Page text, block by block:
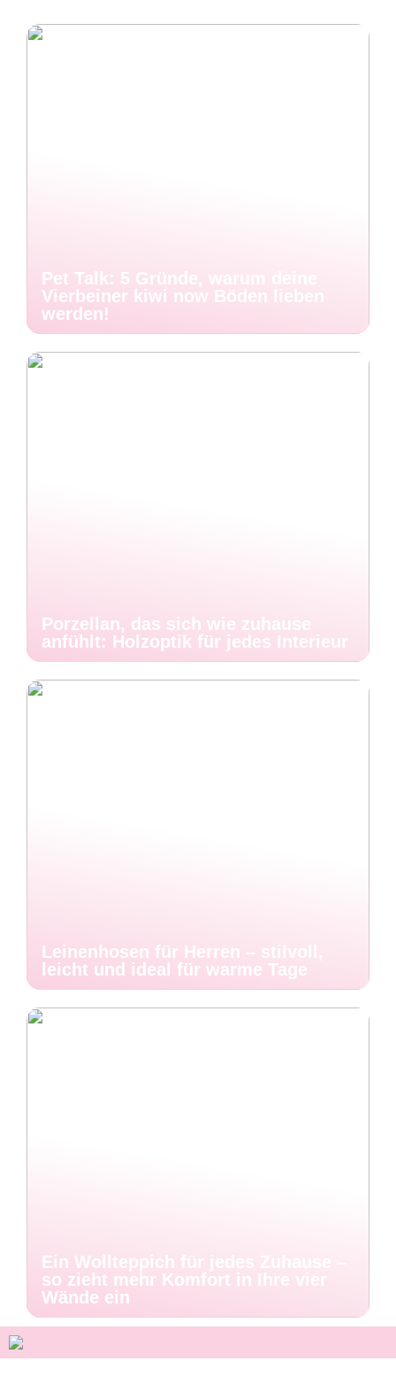
Pet Talk: 5 Gründe, warum deine
Vierbeiner kiwi now Böden lieben
werden!
Porzellan, das sich wie zuhause
anfühlt: Holzoptik für jedes Interieur
Leinenhosen für Herren – stilvoll,
leicht und ideal für warme Tage
Ein Wollteppich für jedes Zuhause –
so zieht mehr Komfort in Ihre vier
Wände ein